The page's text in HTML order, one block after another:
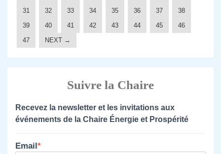
31
32 33 34 35 36 37
38
39
40 41 42 43 44 45
46
47
NEXT →
Suivre la Chaire
Recevez la newsletter et les invitations aux
événements de la Chaire Énergie et Prospérité
Email